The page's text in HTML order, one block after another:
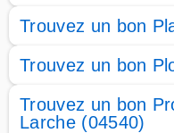
Trouvez un bon
Trouvez un bon
Trouvez un bon
Larche (04540)